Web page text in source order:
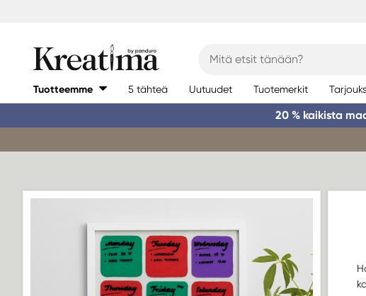
Tuotteemme 5 tähteä Uutuudet Tuotemerkit
20 % kaikista